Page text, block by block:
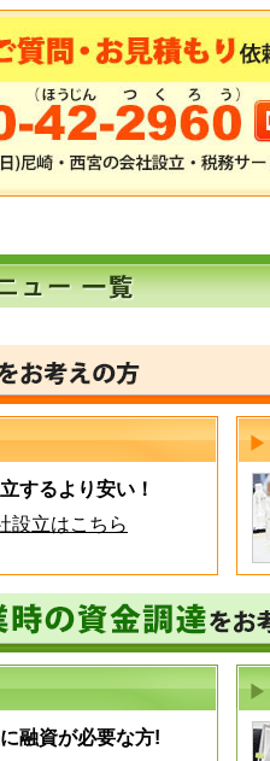
するより安い！
設立はこちら
融資が必要な方!